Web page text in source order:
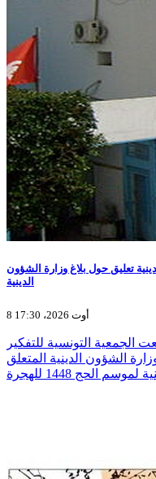
تعليق حول بلاغ وزارة الشؤون
الدينية
8 أوت 2026، 17:30
الجمعية التونسية للتفكير
الشؤون الدينية المتعلق